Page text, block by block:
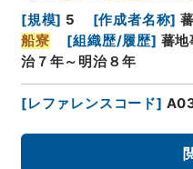
[規模] 5 [作成者名称]
船寮
[組織歴/履歴] 蕃地
治７年～明治８年
[レファレンスコード]